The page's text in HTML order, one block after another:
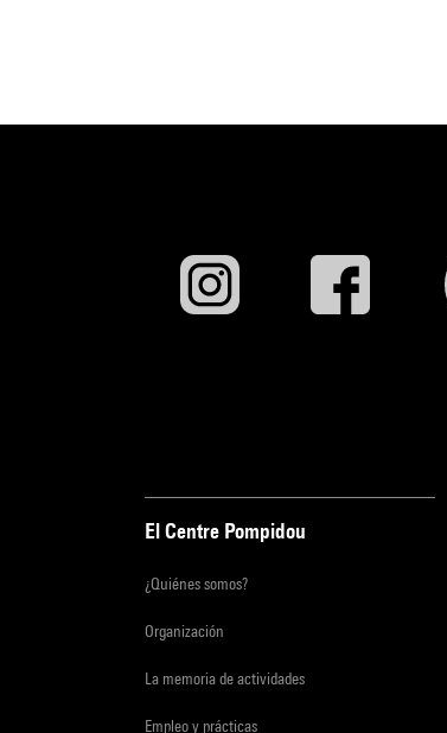
El Centre Pompidou
¿Quiénes somos?
Organización
La memoria de actividades
Empleo y prácticas